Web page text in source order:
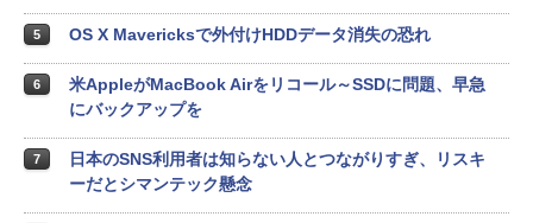
5 OS X Mavericksで外付けHDDデータ消失の恐れ
6
米AppleがMacBook Airをリコール～SSDに問題、早急
にバックアップを
7
日本のSNS利用者は知らない人とつながりすぎ、リスキ
ーだとシマンテック懸念